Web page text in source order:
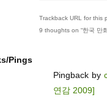
Trackback URL for this
9 thoughts on “한국 만
Pings
Pingback by
연감 2009]